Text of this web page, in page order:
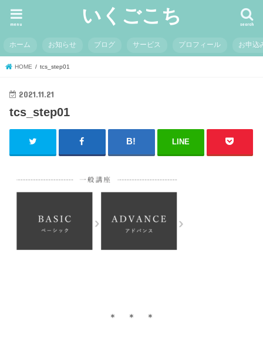
いくごこち search
menu
ホーム お知らせ ブログ サービス プロフィール お申込
HOME tcs_step01
2021.11.21
tcs_step01
LINE
＊ ＊ ＊